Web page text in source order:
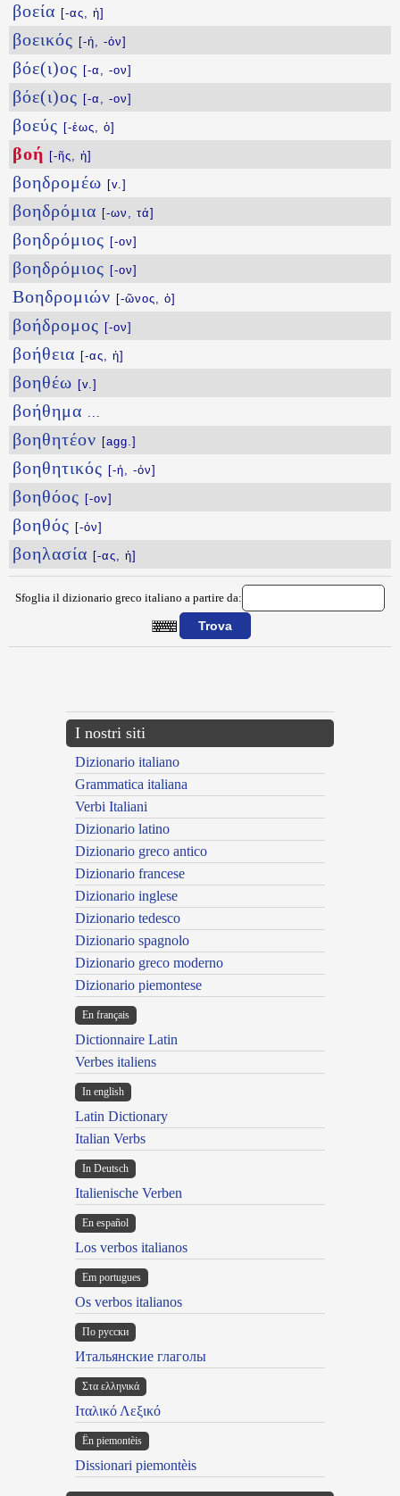
βοεία [-ας, ἡ]
βοεικός [-ή, -όν]
βόε(ι)ος [-α, -ον]
βόε(ι)ος [-α, -ον]
βοεύς [-έως, ὁ]
βοή [-ῆς, ἡ]
βοηδρομέω [v.]
βοηδρόμια [-ων, τά]
βοηδρόμιος [-ον]
βοηδρόμιος [-ον]
Βοηδρομιών [-ῶνος, ὁ]
βοήδρομος [-ον]
βοήθεια [-ας, ἡ]
βοηθέω [v.]
βοήθημα ...
βοηθητέον [agg.]
βοηθητικός [-ή, -όν]
βοηθόος [-ον]
βοηθός [-όν]
βοηλασία [-ας, ἡ]
Sfoglia il dizionario greco italiano a partire da:
I nostri siti
Dizionario italiano
Grammatica italiana
Verbi Italiani
Dizionario latino
Dizionario greco antico
Dizionario francese
Dizionario inglese
Dizionario tedesco
Dizionario spagnolo
Dizionario greco moderno
Dizionario piemontese
En français
Dictionnaire Latin
Verbes italiens
In english
Latin Dictionary
Italian Verbs
In Deutsch
Italienische Verben
En español
Los verbos italianos
Em portugues
Os verbos italianos
По русски
Итальянские глаголы
Στα ελληνικά
Ιταλικό Λεξικό
Ën piemontèis
Dissionari piemontèis